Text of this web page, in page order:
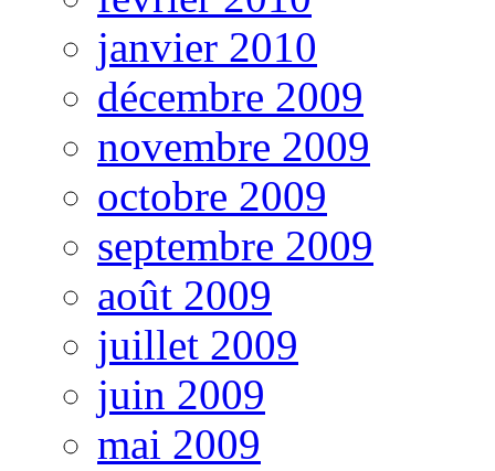
janvier 2010
décembre 2009
novembre 2009
octobre 2009
septembre 2009
août 2009
juillet 2009
juin 2009
mai 2009